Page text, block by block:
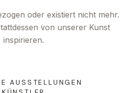
oder existiert nicht mehr.
von unserer Kunst
inspirieren.
AUSSTELLUNGEN